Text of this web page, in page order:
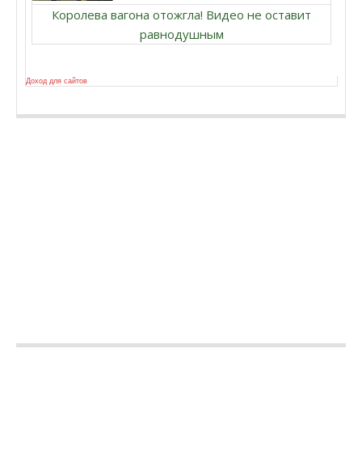
Королева вагона отожгла! Видео не оставит
равнодушным
Доход для сайтов